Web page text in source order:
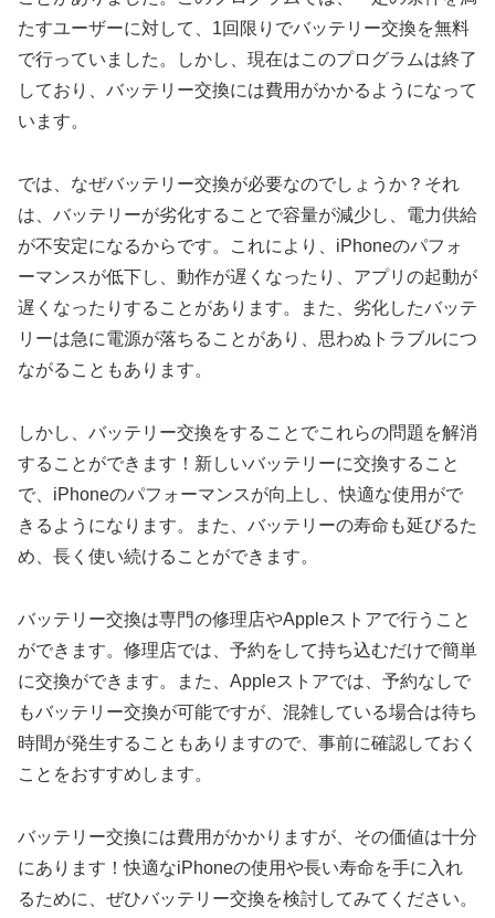
たすユーザーに対して、1回限りでバッテリー交換を無料
で行っていました。しかし、現在はこのプログラムは終了
しており、バッテリー交換には費用がかかるようになって
います。
では、なぜバッテリー交換が必要なのでしょうか？それ
は、バッテリーが劣化することで容量が減少し、電力供給
が不安定になるからです。これにより、iPhoneのパフォ
ーマンスが低下し、動作が遅くなったり、アプリの起動が
遅くなったりすることがあります。また、劣化したバッテ
リーは急に電源が落ちることがあり、思わぬトラブルにつ
ながることもあります。
しかし、バッテリー交換をすることでこれらの問題を解消
することができます！新しいバッテリーに交換すること
で、iPhoneのパフォーマンスが向上し、快適な使用がで
きるようになります。また、バッテリーの寿命も延びるた
め、長く使い続けることができます。
バッテリー交換は専門の修理店やAppleストアで行うこと
ができます。修理店では、予約をして持ち込むだけで簡単
に交換ができます。また、Appleストアでは、予約なしで
もバッテリー交換が可能ですが、混雑している場合は待ち
時間が発生することもありますので、事前に確認しておく
ことをおすすめします。
バッテリー交換には費用がかかりますが、その価値は十分
にあります！快適なiPhoneの使用や長い寿命を手に入れ
るために、ぜひバッテリー交換を検討してみてください。